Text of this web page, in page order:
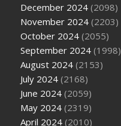
December 2024 (2098)
November 2024 (2203)
October 2024 (2055)
September 2024 (1998)
August 2024 (2153)
July 2024 (2168)
June 2024 (2059)
May 2024 (2319)
April 2024 (2010)